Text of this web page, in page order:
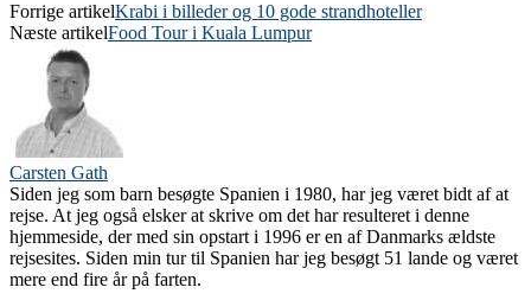
Forrige artikelKrabi i billeder og 10 gode strandhoteller
Næste artikelFood Tour i Kuala Lumpur
Carsten Gath
Siden jeg som barn besøgte Spanien i 1980, har jeg været bidt af at
rejse. At jeg også elsker at skrive om det har resulteret i denne
hjemmeside, der med sin opstart i 1996 er en af Danmarks ældste
rejsesites. Siden min tur til Spanien har jeg besøgt 51 lande og været
mere end fire år på farten.